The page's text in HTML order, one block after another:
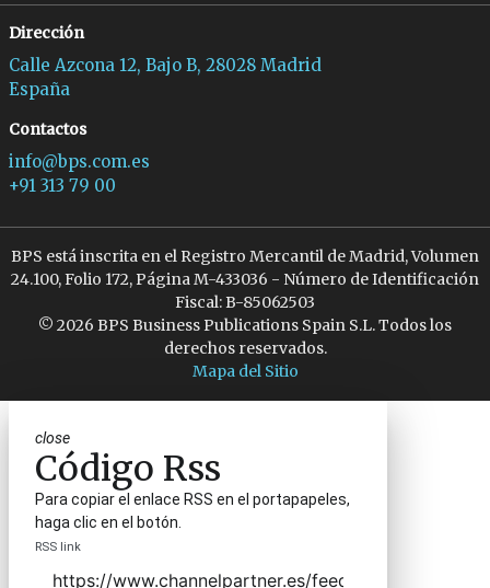
Dirección
Calle Azcona 12, Bajo B, 28028 Madrid
España
Contactos
info@bps.com.es
+91 313 79 00
BPS está inscrita en el Registro Mercantil de Madrid, Volumen
24.100, Folio 172, Página M-433036 - Número de Identificación
Fiscal: B-85062503
© 2026 BPS Business Publications Spain S.L. Todos los
derechos reservados.
Mapa del Sitio
close
Código Rss
Para copiar el enlace RSS en el portapapeles,
haga clic en el botón.
RSS link